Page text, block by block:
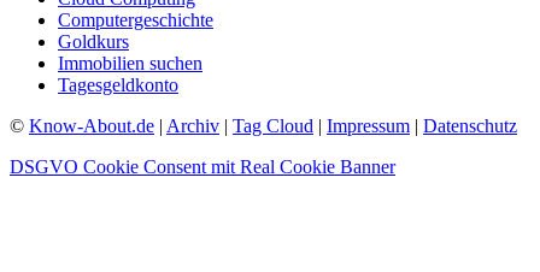
Computergeschichte
Goldkurs
Immobilien suchen
Tagesgeldkonto
© Know-About.de | Archiv | Tag Cloud | Impressum | Datenschutz
DSGVO Cookie Consent mit Real Cookie Banner